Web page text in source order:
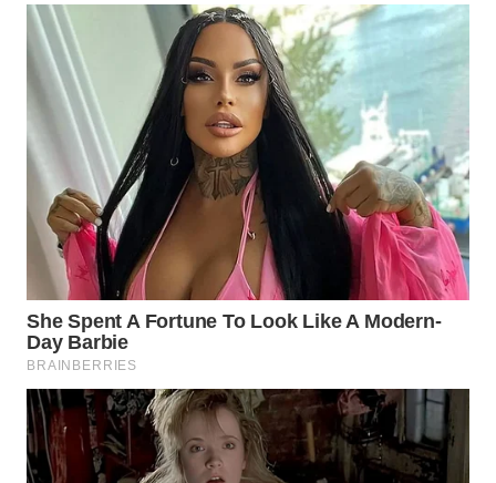
WN
GORONTALO
WN
SULUT
MALUKU
WN
MALUT
WN
DAIRI
WN
DANAU
TOBA